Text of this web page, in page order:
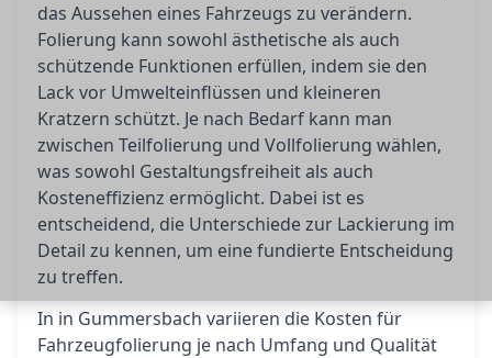
das Aussehen eines Fahrzeugs zu verändern.
Folierung kann sowohl ästhetische als auch
schützende Funktionen erfüllen, indem sie den
Lack vor Umwelteinflüssen und kleineren
Kratzern schützt. Je nach Bedarf kann man
zwischen Teilfolierung und Vollfolierung wählen,
was sowohl Gestaltungsfreiheit als auch
Kosteneffizienz ermöglicht. Dabei ist es
entscheidend, die Unterschiede zur Lackierung im
Detail zu kennen, um eine fundierte Entscheidung
zu treffen.
In in Gummersbach variieren die Kosten für
Fahrzeugfolierung je nach Umfang und Qualität